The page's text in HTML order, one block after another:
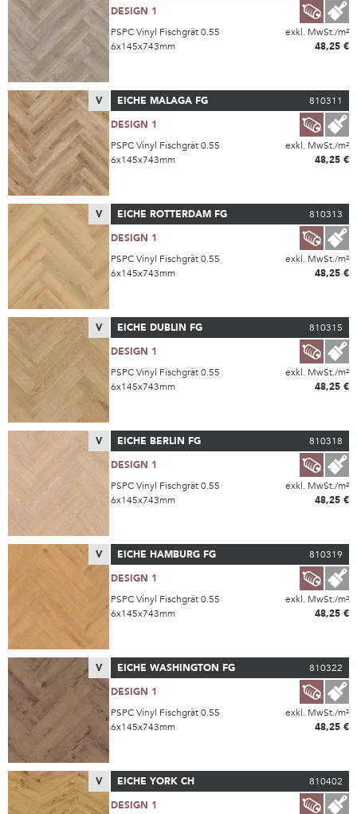
DESIGN 1
PSPC Vinyl Fischgrät 0.55
exkl. MwSt./m²
6x145x743mm
48,25 €
V EICHE MALAGA FG
810311
DESIGN 1
PSPC Vinyl Fischgrät 0.55
exkl. MwSt./m²
6x145x743mm
48,25 €
V EICHE ROTTERDAM FG
810313
DESIGN 1
PSPC Vinyl Fischgrät 0.55
exkl. MwSt./m²
6x145x743mm
48,25 €
V EICHE DUBLIN FG
810315
DESIGN 1
PSPC Vinyl Fischgrät 0.55
exkl. MwSt./m²
6x145x743mm
48,25 €
V EICHE BERLIN FG
810318
DESIGN 1
PSPC Vinyl Fischgrät 0.55
exkl. MwSt./m²
6x145x743mm
48,25 €
V EICHE HAMBURG FG
810319
DESIGN 1
PSPC Vinyl Fischgrät 0.55
exkl. MwSt./m²
6x145x743mm
48,25 €
V EICHE WASHINGTON FG
810322
DESIGN 1
PSPC Vinyl Fischgrät 0.55
exkl. MwSt./m²
6x145x743mm
48,25 €
V EICHE YORK CH
810402
DESIGN 1